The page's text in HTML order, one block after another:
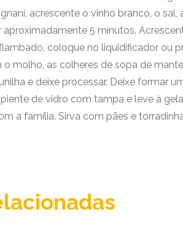
acrescente o vinho branco, o
aproximadamente 5 minutos.
coloque no liquidificador ou
molho, as colheres de sopa de
e deixe processar. Deixe formar
de vidro com tampa e leve à
a família. Sirva com pães e